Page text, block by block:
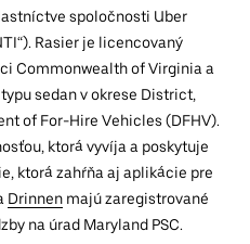
spoločnosti Uber
Rasier je licencovaný
Commonwealth of Virginia a
sedan v okrese District,
of For-Hire Vehicles (DFHV).
ktorá vyvíja a poskytuje
ktorá zahŕňa aj aplikácie pre
Drinnen majú zaregistrované
na úrad Maryland PSC.